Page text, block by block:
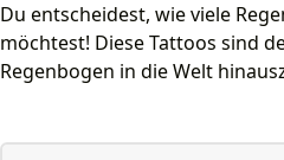
Du entscheidest, wie viele
möchtest! Diese Tattoos sind
Regenbogen in die Welt